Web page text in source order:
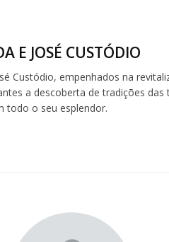
E JOSÉ CUSTÓDIO
Custódio, empenhados na
a descoberta de tradições
todo o seu esplendor.